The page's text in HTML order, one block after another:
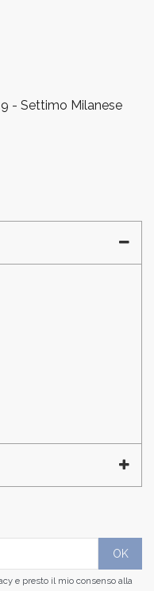
- Settimo Milanese
e presto il mio consenso alla